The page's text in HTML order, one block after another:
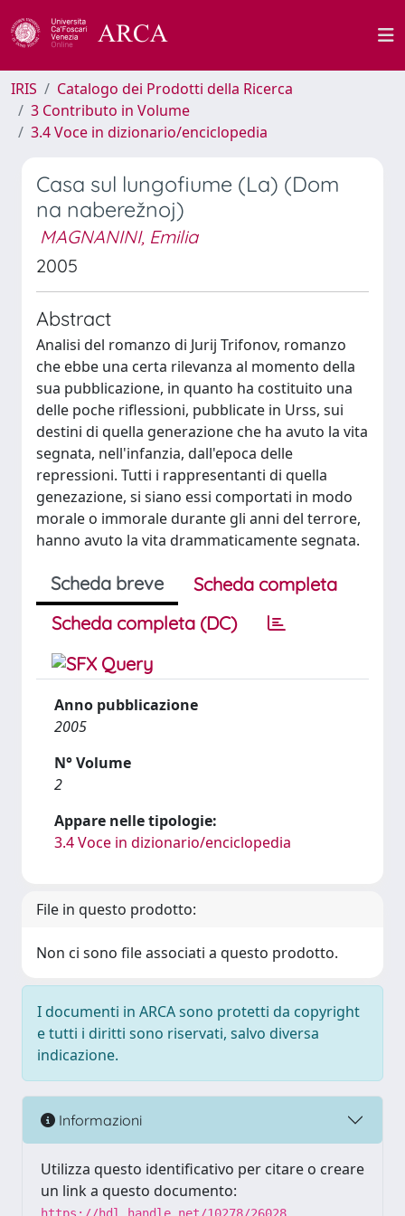
IRIS
Catalogo dei Prodotti della Ricerca
3 Contributo in Volume
3.4 Voce in dizionario/enciclopedia
Casa sul lungofiume (La) (Dom
na naberežnoj)
MAGNANINI, Emilia
2005
Abstract
Analisi del romanzo di Jurij Trifonov, romanzo
che ebbe una certa rilevanza al momento della
sua pubblicazione, in quanto ha costituito una
delle poche riflessioni, pubblicate in Urss, sui
destini di quella generazione che ha avuto la vita
segnata, nell'infanzia, dall'epoca delle
repressioni. Tutti i rappresentanti di quella
genezazione, si siano essi comportati in modo
morale o immorale durante gli anni del terrore,
hanno avuto la vita drammaticamente segnata.
Scheda breve
Scheda completa
Scheda completa (DC)
Anno pubblicazione
2005
N° Volume
2
Appare nelle tipologie:
3.4 Voce in dizionario/enciclopedia
File in questo prodotto:
Non ci sono file associati a questo prodotto.
I documenti in ARCA sono protetti da copyright
e tutti i diritti sono riservati, salvo diversa
indicazione.
Informazioni
Utilizza questo identificativo per citare o creare
un link a questo documento: